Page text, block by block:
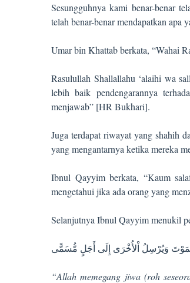
Sesungguhnya kami benar-benar
telah benar-benar mendapatkan apa
Umar bin Khattab berkata, “Wahai
Rasulullah Shallallahu ‘alaihi wa
lebih baik pendengarannya
menjawab” [HR Bukhari].
Juga terdapat riwayat yang shahih
yang mengantarnya ketika mereka
Ibnul Qayyim berkata, “Kaum
mengetahui jika ada orang yang
Selanjutnya Ibnul Qayyim menukil
وَيُرْسِلُ اْلأُخْرَى إِلَى أَجَلٍ مُّسَمًّى
“Allah memegang jiwa (roh